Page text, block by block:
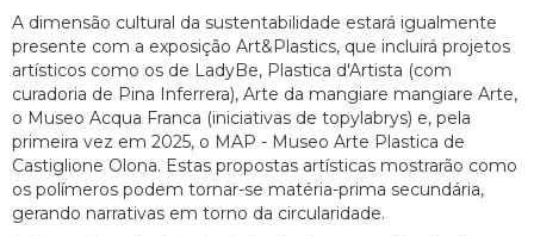
A dimensão cultural da sustentabilidade estará igualmente
presente com a exposição Art&Plastics, que incluirá projetos
artísticos como os de LadyBe, Plastica d'Artista (com
curadoria de Pina Inferrera), Arte da mangiare mangiare Arte,
o Museo Acqua Franca (iniciativas de topylabrys) e, pela
primeira vez em 2025, o MAP - Museo Arte Plastica de
Castiglione Olona. Estas propostas artísticas mostrarão como
os polímeros podem tornar-se matéria-prima secundária,
gerando narrativas em torno da circularidade.